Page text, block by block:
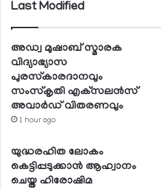
Last Modified
അഡ്വ മുഷാബ് സ്മാരക
വിദ്യാഭ്യാസ
പുരസ്‌കാരദാനവും
സംസ്‌കൃതി എക്‌സലന്‍സ്
അവാര്‍ഡ് വിതരണവും
1 hour ago
യുദ്ധരഹിത ലോകം
കെട്ടിപ്പടുക്കാന്‍ ആഹ്വാനം
ചെയ്ത ഹിരോഷിമ